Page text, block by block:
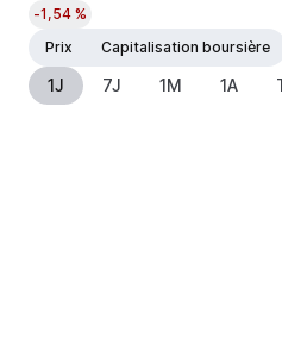
-1,54 %
Prix
Capitalisation boursière
1J 7J 1M 1A